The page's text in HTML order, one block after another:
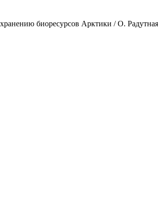
биоресурсов Арктики / О.